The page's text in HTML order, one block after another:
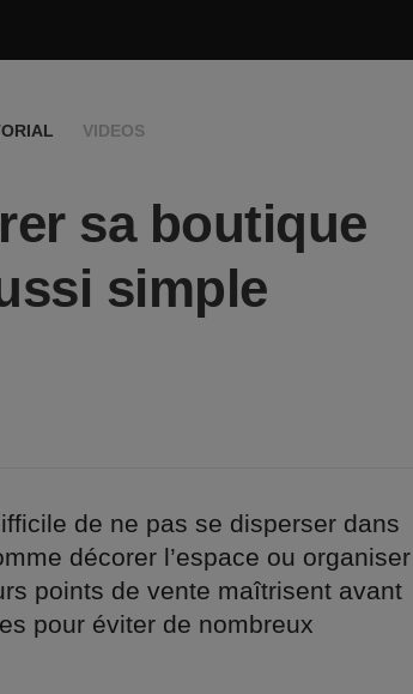
VIDEOS
sa boutique
simple
de ne pas se disperser dans
décorer l’espace ou organiser
points de vente maîtrisent avant
pour éviter de nombreux